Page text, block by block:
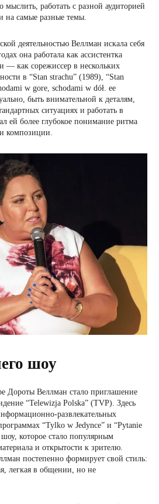
работать с разной аудиторией
на самые разные темы.
деятельностью Веллман искала себя
она работала как ассистентка
— как сорежиссер в нескольких
в “Stan strachu” (1989), “Stan
w gore, schodami w dół. ее
быть внимательной к деталям,
ситуациях и работать в
ей более глубокое понимание ритма
композиции.
шоу
Дороты Веллман стало приглашение
“Telewizja Polska” (TVP). Здесь
развлекательных
“Tylko w Jedynce” и “Pytanie
которое стало популярным
и открытости к зрителю.
постепенно формирует свой стиль:
легкая в общении, но не